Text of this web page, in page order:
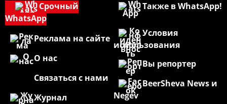
Также в WhatsApp!
Условия
использования
Вы репортер
BeerSheva News и
Negev
Срочный
WhatsApp
Реклама на сайте
О нас
Связаться с нами
Журнал